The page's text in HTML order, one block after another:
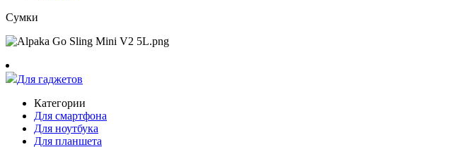
Сумки
Для гаджетов
Категории
Для смартфона
Для ноутбука
Для планшета